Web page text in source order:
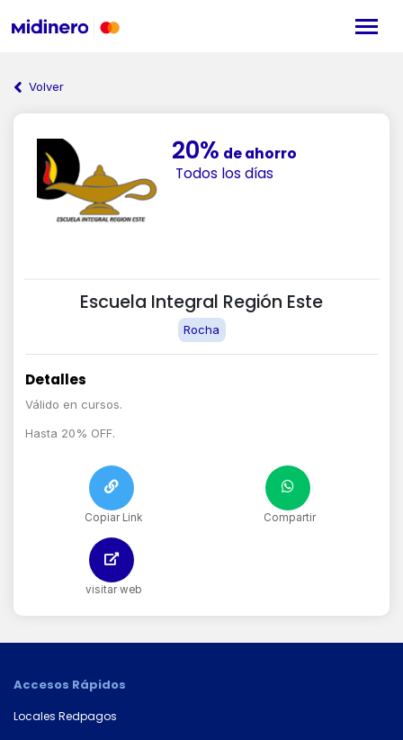
Volver
20% de ahorro
Todos los días
Escuela Integral Región Este
Rocha
Detalles
Válido en cursos.
Hasta 20% OFF.
Copiar Link Compartir
visitar web
Accesos Rápidos
Locales Redpagos